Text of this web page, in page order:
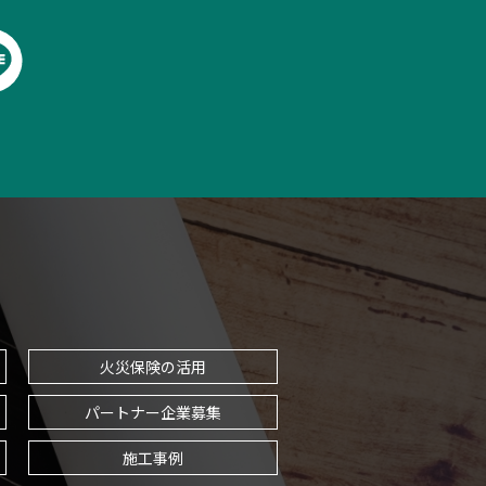
火災保険の活用
パートナー企業募集
施工事例